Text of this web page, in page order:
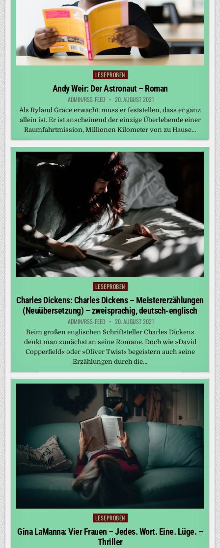
Posted
in
LESEPROBEN
Andy Weir: Der Astronaut – Roman
ADMIN/RSS-FEED 20. AUGUST 2021
Als Ryland Grace erwacht, muss er feststellen, dass er ganz
allein ist. Er ist anscheinend der einzige Überlebende einer
Raumfahrtmission, Millionen Kilometer von zu Hause…
Posted
LESEPROBEN
Charles Dickens: Charles Dickens – Meistererzählungen
(Neuübersetzung) – zweisprachig, deutsch-englisch
ADMIN/RSS-FEED 20. AUGUST 2021
Beim großen englischen Schriftsteller Charles Dickens
denkt man zunächst an seine Romane. Doch wie »David
Copperfield« oder »Oliver Twist« begeistern auch seine
Erzählungen durch die…
Posted
LESEPROBEN
Gina LaManna: Vier Frauen – Jedes. Wort. Eine. Lüge. –
Thriller